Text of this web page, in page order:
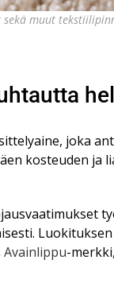
muut
joka
kosteuden ja
Avainlippu-